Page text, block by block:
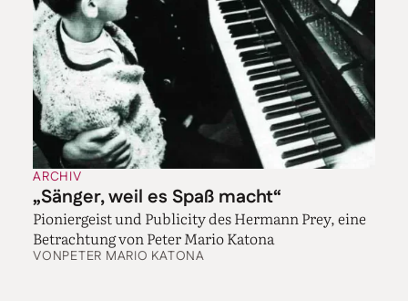
ARCHIV
„Sänger, weil es Spaß macht“
Pioniergeist und Publicity des Hermann Prey, eine
Betrachtung von Peter Mario Katona
VONPETER MARIO KATONA